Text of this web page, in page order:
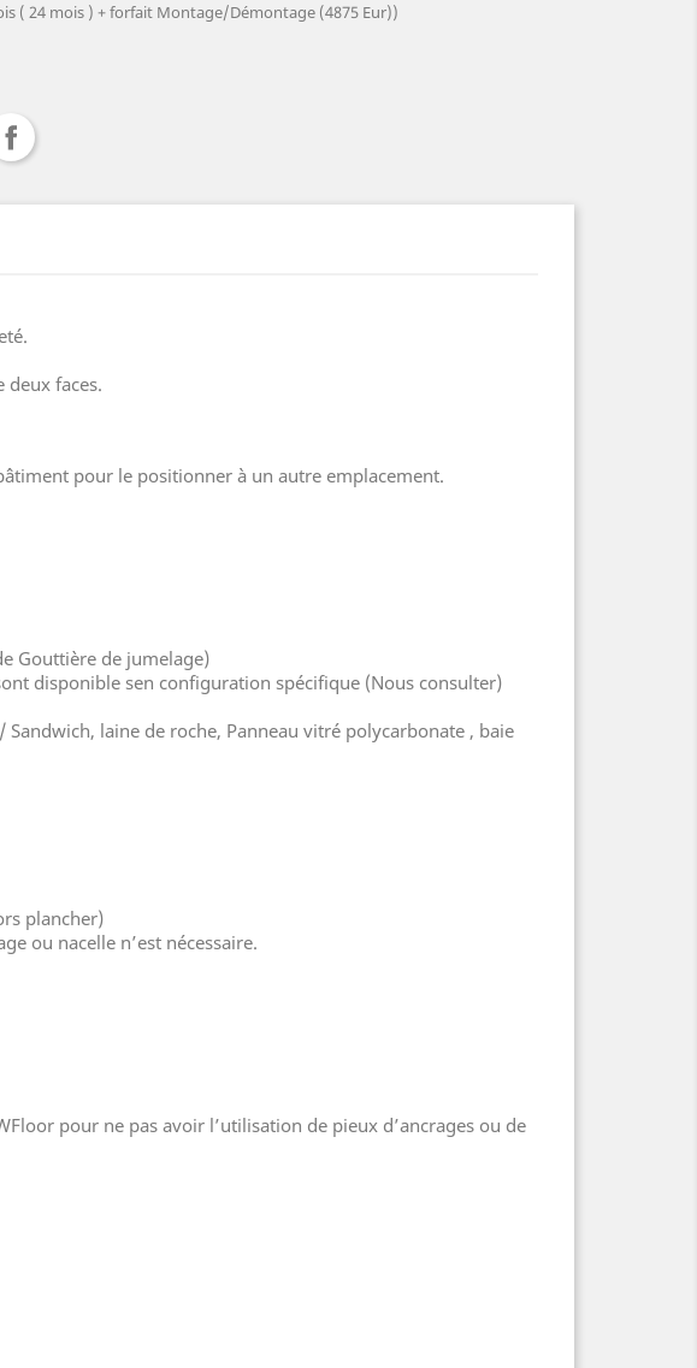
( 24 mois ) + forfait Montage/Démontage (4875 Eur))
deux faces.
pour le positionner à un autre emplacement.
Gouttière de jumelage)
disponible sen configuration spécifique (Nous consulter)
laine de roche, Panneau vitré polycarbonate , baie
plancher)
ou nacelle n’est nécessaire.
pour ne pas avoir l’utilisation de pieux d’ancrages ou de